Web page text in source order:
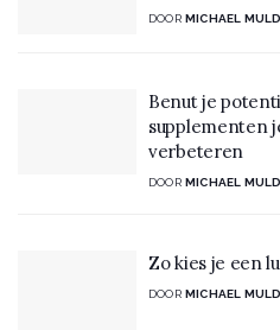
DOOR MICHAEL
Benut je
supplementen
verbeteren
DOOR MICHAEL
Zo kies je een
DOOR MICHAEL